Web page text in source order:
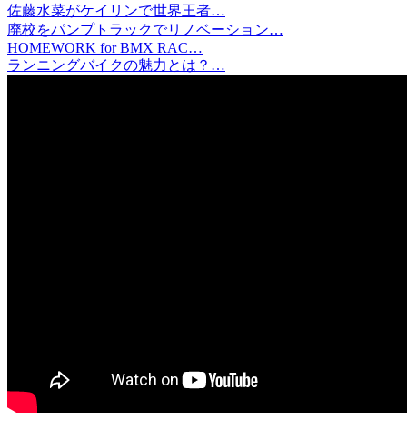
佐藤水菜がケイリンで世界王者…
廃校をパンプトラックでリノベーション…
HOMEWORK for BMX RAC…
ランニングバイクの魅力とは？…